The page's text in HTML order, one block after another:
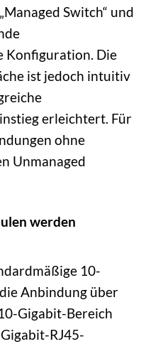
Switch“ und
Konfiguration. Die
ist jedoch intuitiv
erleichtert. Für
ohne
Unmanaged
werden
10-
Anbindung über
Gigabit-Bereich
RJ45-